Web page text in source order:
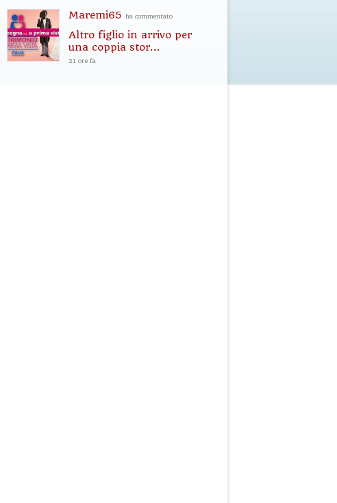
Maremi65 ha commentato
Altro figlio in arrivo per
una coppia stor...
21 ore fa